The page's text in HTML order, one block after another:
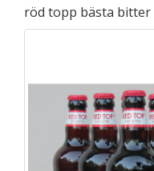
röd topp bästa bitter